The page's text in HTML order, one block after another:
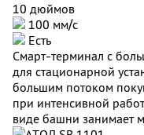
10 дюймов
100 мм/с
Есть
Смарт-терминал с
для стационарной
большим потоком
при интенсивной
виде башни занимает